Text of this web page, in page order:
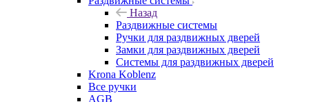
Назад
Раздвижные системы
Ручки для раздвижных дверей
Замки для раздвижных дверей
Системы для раздвижных дверей
Krona Koblenz
Все ручки
AGB